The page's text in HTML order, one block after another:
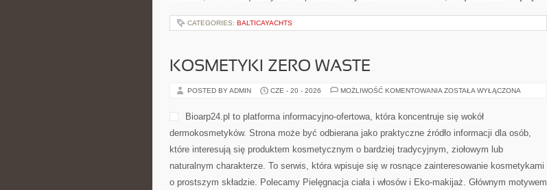
CATEGORIES: BALTICAYACHTS
KOSMETYKI ZERO WASTE
POSTED BY ADMIN CZE - 20 - 2026 MOŻLIWOŚĆ KOMENTOWANIA KOSMETYKI
ZOSTAŁA WYŁĄCZONA
Bioarp24.pl to platforma informacyjno-ofertowa, która koncentruje się wokół
dermokosmetyków. Strona może być odbierana jako praktyczne źródło informacji dla osób,
które interesują się produktem kosmetycznym o bardziej tradycyjnym, ziołowym lub
naturalnym charakterze. To serwis, która wpisuje się w rosnące zainteresowanie kosmetykami
o prostszym składzie. Polecamy Pielęgnacja ciała i włosów i Eko-makijaż. Głównym motywem